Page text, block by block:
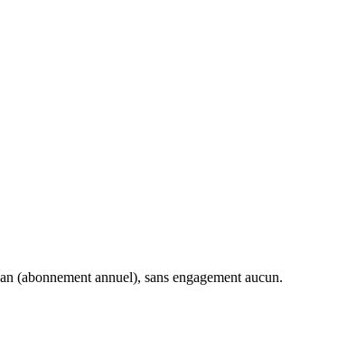
(abonnement annuel), sans engagement aucun.